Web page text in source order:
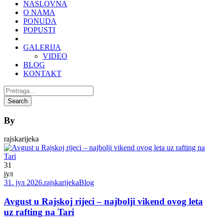
NASLOVNA
O NAMA
PONUDA
POPUSTI
GALERIJA
VIDEO
BLOG
KONTAKT
By
rajskarijeka
31
јул
31. јул 2026.rajskarijekaBlog
Avgust u Rajskoj rijeci – najbolji vikend ovog leta
uz rafting na Tari